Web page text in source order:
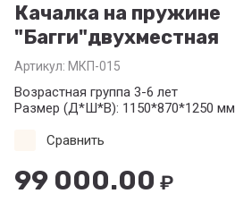
Качалка на пружине
"Багги"двухместная
Артикул: МКП-015
Возрастная группа 3-6 лет
Размер (Д*Ш*В): 1150*870*1250 мм
99 000.00 ₽
Сравнить